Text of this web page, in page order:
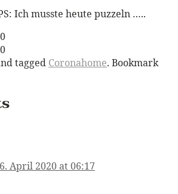
Ich musste heute puzzeln …..
0
0
tagged Coronahome. Bookmark
April 2020 at 06:17